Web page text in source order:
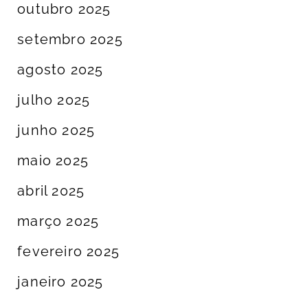
outubro 2025
setembro 2025
agosto 2025
julho 2025
junho 2025
maio 2025
abril 2025
março 2025
fevereiro 2025
janeiro 2025